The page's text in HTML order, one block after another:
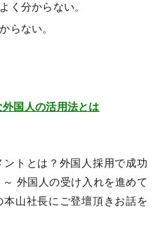
く分からない。
らない。
国人の活用法とは
ントとは？外国人採用で成功
外国人の受け入れを進めて
山社長にご登壇頂きお話を